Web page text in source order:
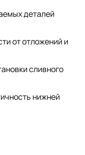
деталей
от отложений и
сливного
нижней